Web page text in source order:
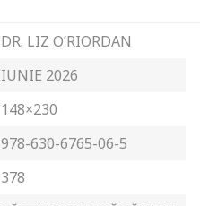
DR. LIZ O’RIORDAN
IUNIE 2026
148×230
978-630-6765-06-5
378